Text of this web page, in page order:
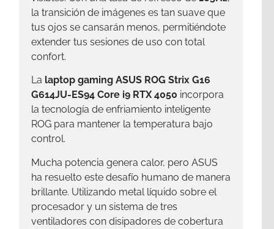
la transición de imágenes es tan suave que
tus ojos se cansarán menos, permitiéndote
extender tus sesiones de uso con total
confort.
La laptop gaming ASUS ROG Strix G16
G614JU-ES94 Core i9 RTX 4050 incorpora
la tecnología de enfriamiento inteligente
ROG para mantener la temperatura bajo
control.
Mucha potencia genera calor, pero ASUS
ha resuelto este desafío humano de manera
brillante. Utilizando metal líquido sobre el
procesador y un sistema de tres
ventiladores con disipadores de cobertura